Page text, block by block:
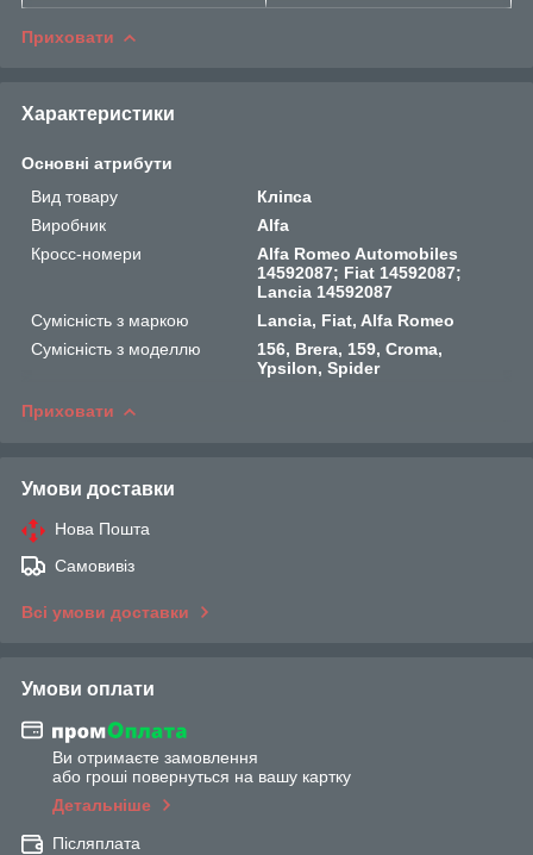
Приховати
Характеристики
Основні атрибути
Вид товару
Кліпса
Виробник
Alfa
Кросс-номери
Alfa Romeo Automobiles
14592087; Fiat 14592087;
Lancia 14592087
Сумісність з маркою
Lancia, Fiat, Alfa Romeo
Сумісність з моделлю
156, Brera, 159, Croma,
Ypsilon, Spider
Приховати
Умови доставки
Нова Пошта
Самовивіз
Всі умови доставки
Умови оплати
Ви отримаєте замовлення
або гроші повернуться на вашу картку
Детальніше
Післяплата